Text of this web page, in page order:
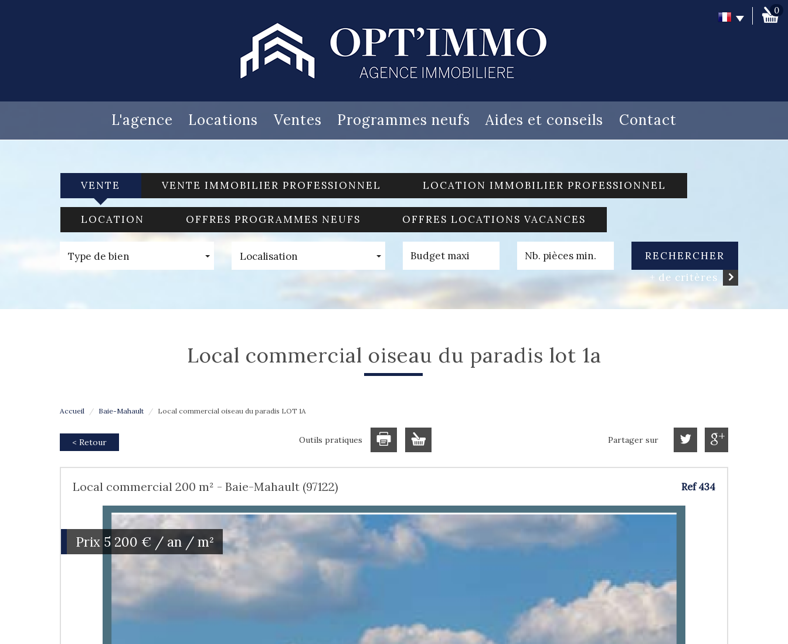
0
L'agence Locations Ventes Programmes neufs Aides et conseils Contact
VENTE VENTE IMMOBILIER PROFESSIONNEL LOCATION IMMOBILIER PROFESSIONNEL
LOCATION OFFRES PROGRAMMES NEUFS OFFRES LOCATIONS VACANCES
Type de bien Localisation
RECHERCHER
+ de critères
local commercial oiseau du paradis lot 1a
Accueil Baie-Mahault Local commercial oiseau du paradis LOT 1A
< Retour Outils pratiques Partager sur
Local commercial 200 m² - Baie-Mahault (97122) Ref 434
Prix 5 200 € / an / m²